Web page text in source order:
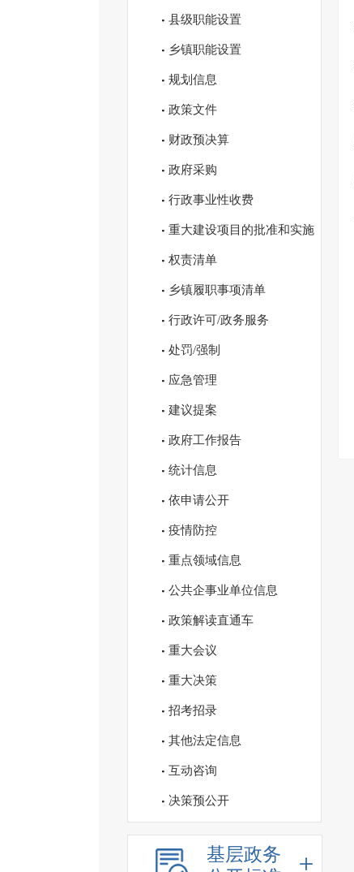
县级职能设置
乡镇职能设置
规划信息
政策文件
财政预决算
政府采购
行政事业性收费
重大建设项目的批准和实施
权责清单
乡镇履职事项清单
行政许可/政务服务
处罚/强制
应急管理
建议提案
政府工作报告
统计信息
依申请公开
疫情防控
重点领域信息
公共企事业单位信息
政策解读直通车
重大会议
重大决策
招考招录
其他法定信息
互动咨询
决策预公开
基层政务